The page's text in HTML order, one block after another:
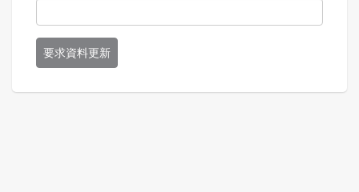
要求資料更新